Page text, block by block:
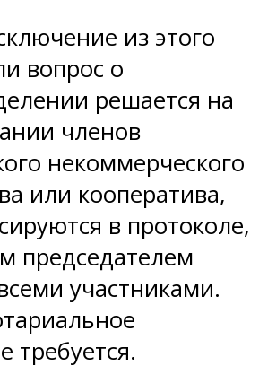
из этого
вопрос о
решается на
членов
некоммерческого
или кооператива,
в протоколе,
председателем
участниками.
требуется.